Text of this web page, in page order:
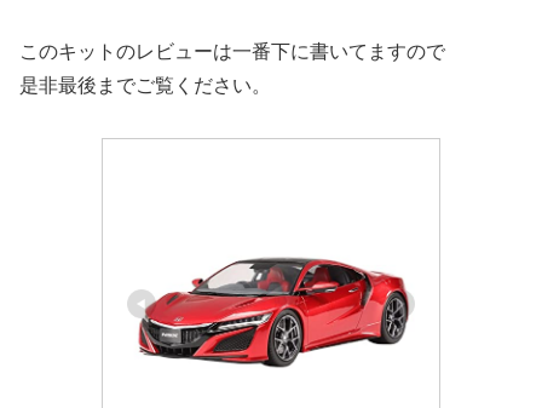
このキットのレビューは一番下に書いてますので
是非最後までご覧ください。